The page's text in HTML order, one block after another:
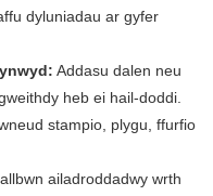
dyluniadau ar gyfer
Addasu dalen neu
heb ei hail-doddi.
stampio, plygu, ffurfio
ailadroddadwy wrth